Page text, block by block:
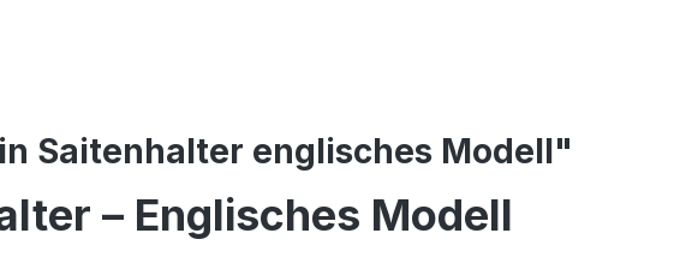
Saitenhalter englisches Modell"
– Englisches Modell